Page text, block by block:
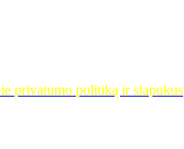
privatumo politiką ir slapukus